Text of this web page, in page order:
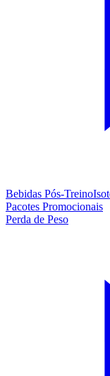
Bebidas Pós-Treino
Pacotes Promocionais
Perda de Peso